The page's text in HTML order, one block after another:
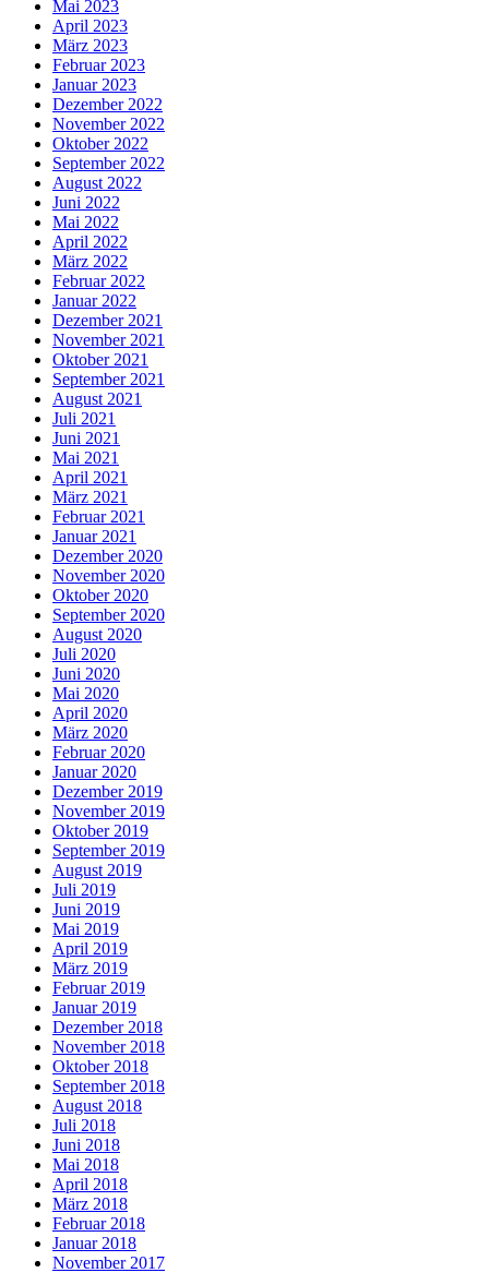
Mai 2023
April 2023
März 2023
Februar 2023
Januar 2023
Dezember 2022
November 2022
Oktober 2022
September 2022
August 2022
Juni 2022
Mai 2022
April 2022
März 2022
Februar 2022
Januar 2022
Dezember 2021
November 2021
Oktober 2021
September 2021
August 2021
Juli 2021
Juni 2021
Mai 2021
April 2021
März 2021
Februar 2021
Januar 2021
Dezember 2020
November 2020
Oktober 2020
September 2020
August 2020
Juli 2020
Juni 2020
Mai 2020
April 2020
März 2020
Februar 2020
Januar 2020
Dezember 2019
November 2019
Oktober 2019
September 2019
August 2019
Juli 2019
Juni 2019
Mai 2019
April 2019
März 2019
Februar 2019
Januar 2019
Dezember 2018
November 2018
Oktober 2018
September 2018
August 2018
Juli 2018
Juni 2018
Mai 2018
April 2018
März 2018
Februar 2018
Januar 2018
November 2017